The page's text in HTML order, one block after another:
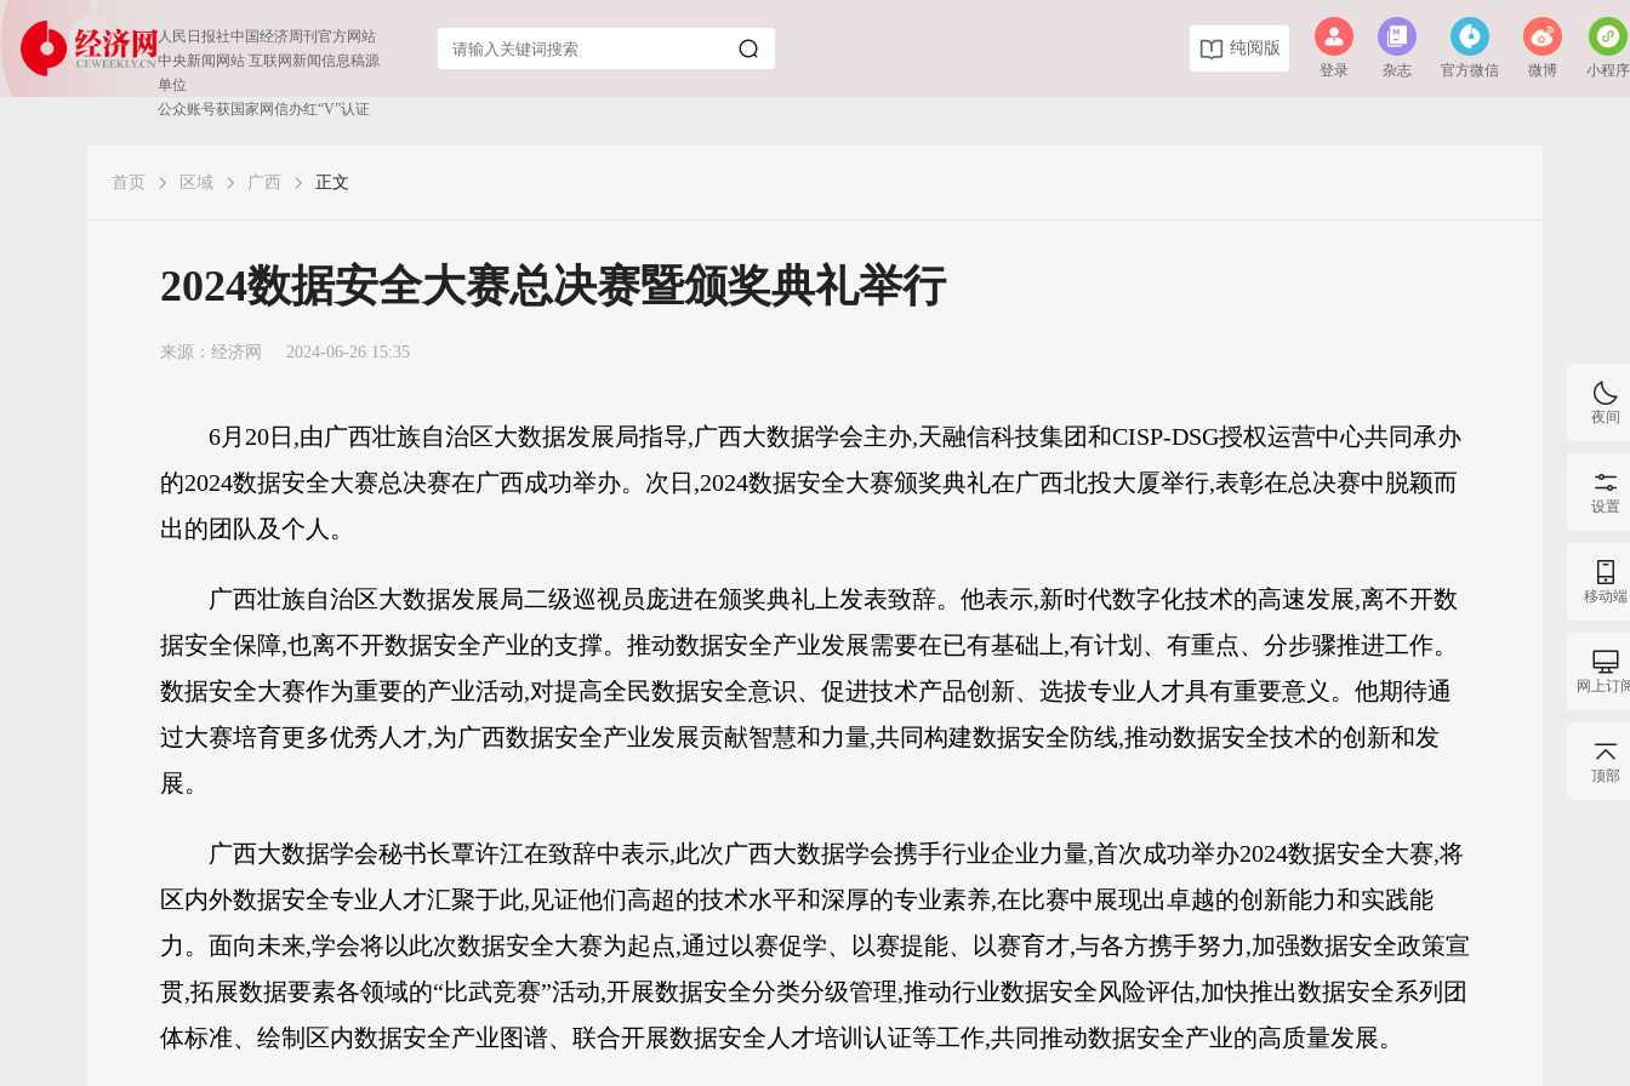
人民日报社中国经济周刊官方网站
中央新闻网站 互联网新闻信息稿源
单位
公众账号获国家网信办红“V”认证
纯阅版
登录 杂志 官方微信 微博 小程序
首页 区域 广西 正文
2024数据安全大赛总决赛暨颁奖典礼举行
来源： 经济网 2024-06-26 15:35
6月20日,由广西壮族自治区大数据发展局指导,广西大数据学会主办,天融信科技集团和CISP-DSG授权运营中心共同承办
的2024数据安全大赛总决赛在广西成功举办。次日,2024数据安全大赛颁奖典礼在广西北投大厦举行,表彰在总决赛中脱颖而
出的团队及个人。
广西壮族自治区大数据发展局二级巡视员庞进在颁奖典礼上发表致辞。他表示,新时代数字化技术的高速发展,离不开数
据安全保障,也离不开数据安全产业的支撑。推动数据安全产业发展需要在已有基础上,有计划、有重点、分步骤推进工作。
数据安全大赛作为重要的产业活动,对提高全民数据安全意识、促进技术产品创新、选拔专业人才具有重要意义。他期待通
过大赛培育更多优秀人才,为广西数据安全产业发展贡献智慧和力量,共同构建数据安全防线,推动数据安全技术的创新和发
展。
广西大数据学会秘书长覃许江在致辞中表示,此次广西大数据学会携手行业企业力量,首次成功举办2024数据安全大赛,将
区内外数据安全专业人才汇聚于此,见证他们高超的技术水平和深厚的专业素养,在比赛中展现出卓越的创新能力和实践能
力。面向未来,学会将以此次数据安全大赛为起点,通过以赛促学、以赛提能、以赛育才,与各方携手努力,加强数据安全政策宣
贯,拓展数据要素各领域的“比武竞赛”活动,开展数据安全分类分级管理,推动行业数据安全风险评估,加快推出数据安全系列团
体标准、绘制区内数据安全产业图谱、联合开展数据安全人才培训认证等工作,共同推动数据安全产业的高质量发展。
夜间
设置
移动端
网上订
顶部